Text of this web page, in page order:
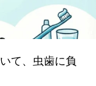
て、虫歯に負